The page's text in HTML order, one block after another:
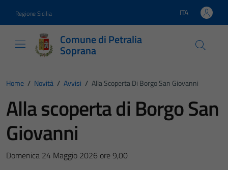
Regione Sicilia Lingua attiva:
ITA
Comune di Petralia
Soprana
Home / Novità / Avvisi / Alla Scoperta Di Borgo San Giovanni
Alla scoperta di Borgo San
Giovanni
Domenica 24 Maggio 2026 ore 9,00